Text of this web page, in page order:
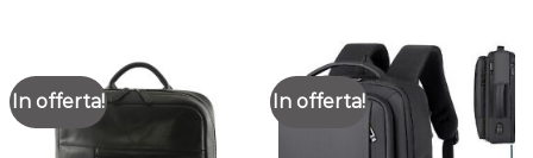
In offerta! In offerta!